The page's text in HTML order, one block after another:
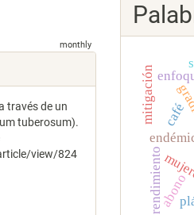
monthly
través de un
tuberosum).
view/824
mitigación café
abono
rendimiento